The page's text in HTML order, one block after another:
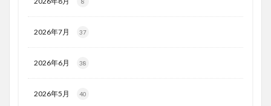
2026年7月 37
2026年6月 38
2026年5月 40